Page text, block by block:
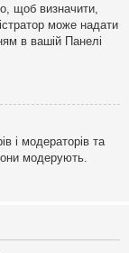
щоб визначити,
може надати
в вашій Панелі
і модераторів та
модерують.